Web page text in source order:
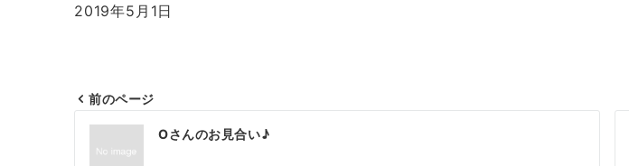
2019年5月1日
投
前のページ
Oさんのお見合い♪